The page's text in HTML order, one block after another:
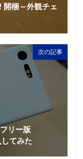
開梱～外観チェ
次の記事
リー版
してみた